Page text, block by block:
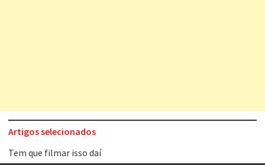
Artigos selecionados
Tem que filmar isso daí